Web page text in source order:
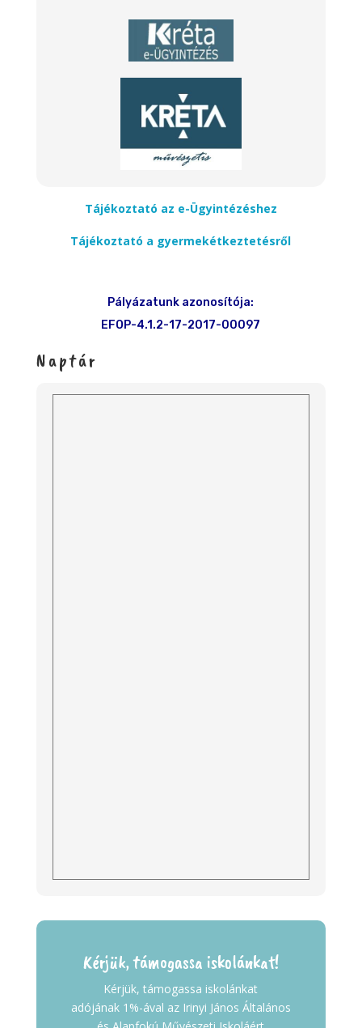
Tájékoztató az e-Ügyintézéshez
Tájékoztató a gyermekétkeztetésről
Pályázatunk azonosítója:
EFOP-4.1.2-17-2017-00097
Naptár
Kérjük, támogassa iskolánkat!
Kérjük, támogassa iskolánkat
adójának 1%-ával az Irinyi János Általános